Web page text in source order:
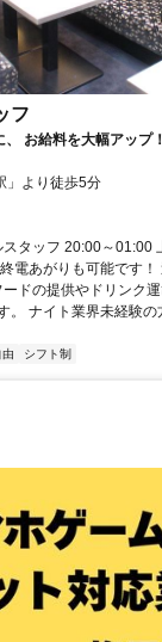
フ
お給料を大幅アップ
OK！
地駅」より徒歩5分
タッフ 20:00～01:00
電あがりも可能です！
ドの提供やドリンク
。 ナイト業界未経験
シフト制